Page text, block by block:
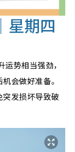
星期四
势相当强劲，
会做好准备。
发损坏导致破